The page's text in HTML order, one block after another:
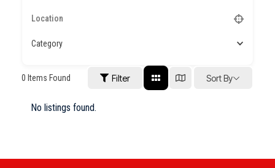
Category
0 Items Found Filter Sort By
No listings found.